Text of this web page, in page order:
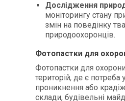
Дослідження
моніторингу стану
змін на поведінку
природоохоронців.
Фотопастки для
Фотопастки для
територій, де є потреба
проникнення або
склади, будівельні